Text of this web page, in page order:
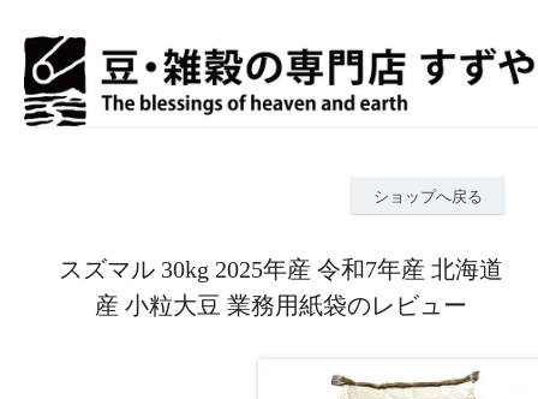
ショップへ戻る
スズマル 30kg 2025年産 令和7年産 北海道
産 小粒大豆 業務用紙袋のレビュー